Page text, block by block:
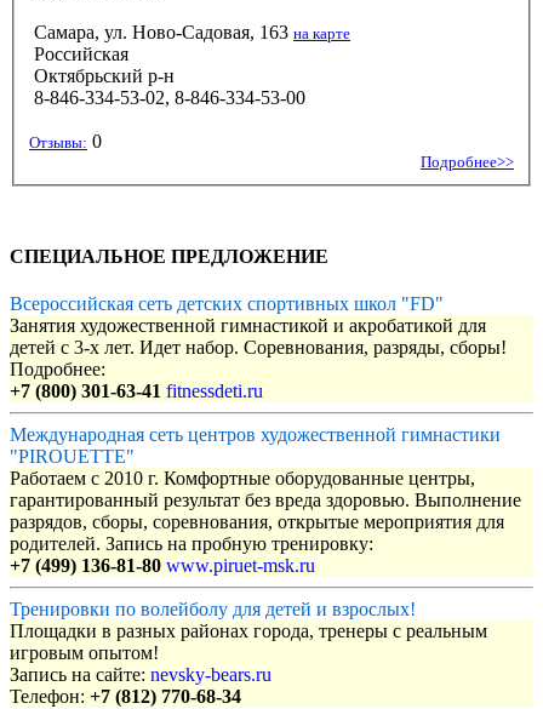
Самара, ул. Ново-Садовая, 163 на карте
Российская
Октябрьский р-н
8-846-334-53-02, 8-846-334-53-00
Отзывы: 0
Подробнее>>
СПЕЦИАЛЬНОЕ ПРЕДЛОЖЕНИЕ
Всероссийская сеть детских спортивных школ "FD"
Занятия художественной гимнастикой и акробатикой для
детей с 3-х лет. Идет набор. Соревнования, разряды, сборы!
Подробнее:
+7 (800) 301-63-41 fitnessdeti.ru
Международная сеть центров художественной гимнастики
"PIROUETTE"
Работаем с 2010 г. Комфортные оборудованные центры,
гарантированный результат без вреда здоровью. Выполнение
разрядов, сборы, соревнования, открытые мероприятия для
родителей. Запись на пробную тренировку:
+7 (499) 136-81-80 www.piruet-msk.ru
Тренировки по волейболу для детей и взрослых!
Площадки в разных районах города, тренеры с реальным
игровым опытом!
Запись на сайте: nevsky-bears.ru
Телефон: +7 (812) 770-68-34